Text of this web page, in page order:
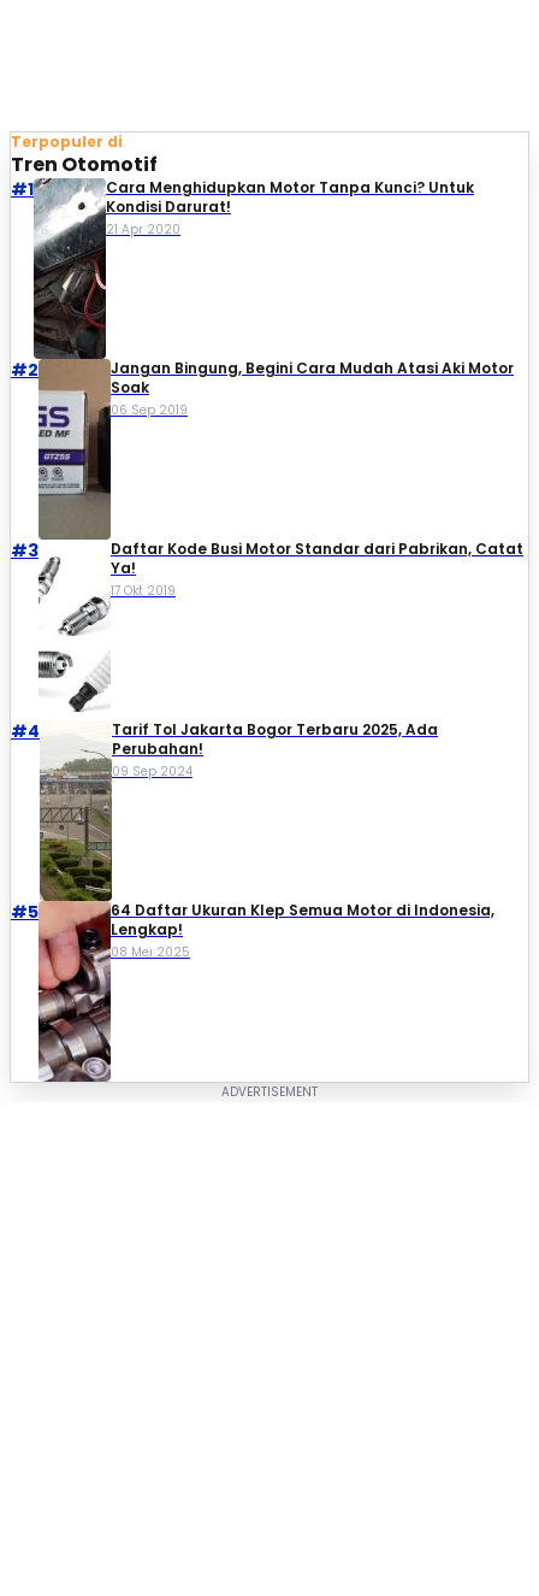
Terpopuler di
Tren Otomotif
#1
Cara Menghidupkan Motor Tanpa Kunci? Untuk
Kondisi Darurat!
21 Apr 2020
#2
Jangan Bingung, Begini Cara Mudah Atasi Aki Motor
Soak
06 Sep 2019
#3
Daftar Kode Busi Motor Standar dari Pabrikan, Catat
Ya!
17 Okt 2019
#4
Tarif Tol Jakarta Bogor Terbaru 2025, Ada
Perubahan!
09 Sep 2024
#5
64 Daftar Ukuran Klep Semua Motor di Indonesia,
Lengkap!
08 Mei 2025